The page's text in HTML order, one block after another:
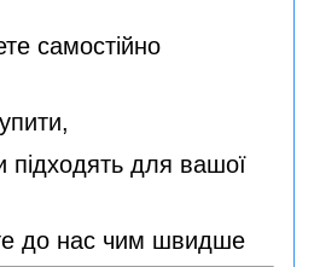
самостійно
підходять для вашої
до нас чим швидше